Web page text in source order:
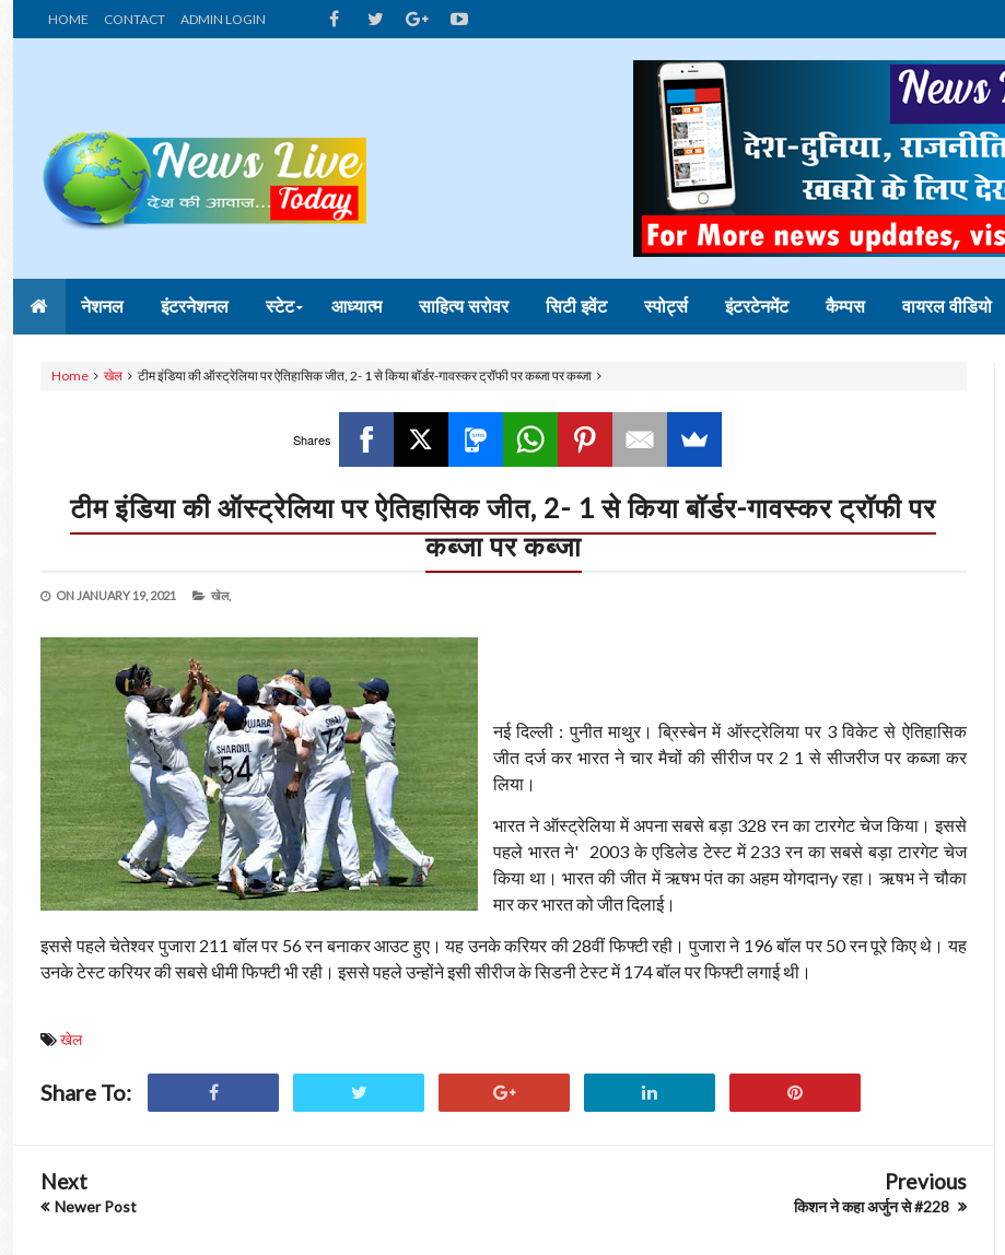
HOME CONTACT ADMIN LOGIN
नेशनल इंटरनेशनल स्टेट आध्यात्म साहित्य सरोवर सिटी इवेंट स्पोर्ट्स इंटरटेनमेंट कैम्पस वायरल वीडियो
Home खेल टीम इंडिया की ऑस्ट्रेलिया पर ऐतिहासिक जीत, 2- 1 से किया बॉर्डर-गावस्कर ट्रॉफी पर कब्जा पर कब्जा
Shares
टीम इंडिया की ऑस्ट्रेलिया पर ऐतिहासिक जीत, 2- 1 से किया बॉर्डर-गावस्कर ट्रॉफी पर
कब्जा पर कब्जा
ON JANUARY 19, 2021 खेल,
नई दिल्ली : पुनीत माथुर। ब्रिस्बेन में ऑस्ट्रेलिया पर 3 विकेट से ऐतिहासिक
जीत दर्ज कर भारत ने चार मैचों की सीरीज पर 2 1 से सीजरीज पर कब्जा कर
लिया।
भारत ने ऑस्ट्रेलिया में अपना सबसे बड़ा 328 रन का टारगेट चेज किया। इससे
पहले भारत ने' 2003 के एडिलेड टेस्ट में 233 रन का सबसे बड़ा टारगेट चेज
किया था। भारत की जीत में ऋषभ पंत का अहम योगदानy रहा। ऋषभ ने चौका
मार कर भारत को जीत दिलाई।
इससे पहले चेतेश्वर पुजारा 211 बॉल पर 56 रन बनाकर आउट हुए। यह उनके करियर की 28वीं फिफ्टी रही। पुजारा ने 196 बॉल पर 50 रन पूरे किए थे। यह
उनके टेस्ट करियर की सबसे धीमी फिफ्टी भी रही। इससे पहले उन्होंने इसी सीरीज के सिडनी टेस्ट में 174 बॉल पर फिफ्टी लगाई थी।
खेल
Share To:
Next
Newer Post
Previous
किशन ने कहा अर्जुन से #228